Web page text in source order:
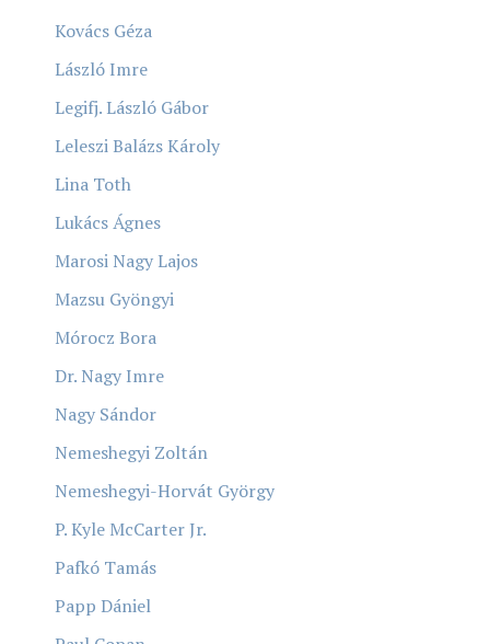
Kovács Géza
László Imre
Legifj. László Gábor
Leleszi Balázs Károly
Lina Toth
Lukács Ágnes
Marosi Nagy Lajos
Mazsu Gyöngyi
Mórocz Bora
Dr. Nagy Imre
Nagy Sándor
Nemeshegyi Zoltán
Nemeshegyi-Horvát György
P. Kyle McCarter Jr.
Pafkó Tamás
Papp Dániel